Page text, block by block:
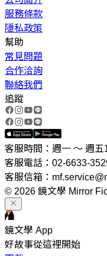
服務條款
隱私政策
幫助
常見問題
合作洽詢
聯絡我們
追蹤
客服時間：週一 ～ 週五
客服電話：02-6633-
客服信箱：
© 2026 鏡文學 Mirror
鏡文學 App
好故事從這裡開始